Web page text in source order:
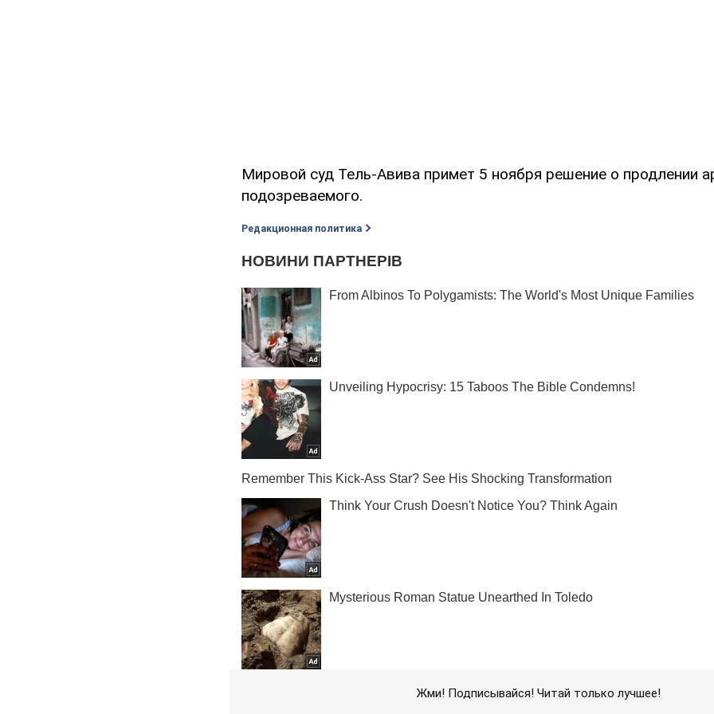
Мировой суд Тель-Авива примет 5 ноября решение о продлении
подозреваемого.
Редакционная политика
Жми! Подписывайся! Читай только лучшее!